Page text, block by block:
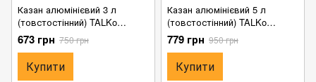
Казан алюмінієвий 3 л
(товстостінний) TALKo
туристичний з кришкою та
дужкою
673 грн 750 грн
Купити
Казан алюмінієвий 5 л
(товстостінний) TALKo
туристичний з кришкою та
дужкою
779 грн 950 грн
Купити